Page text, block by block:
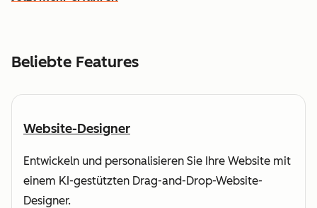
wie Sie mit HubSpot leichter Kundinnen und Kunden
Beliebte Features
Website-Designer
Entwickeln und personalisieren Sie Ihre Website mit
einem KI-gestützten Drag-and-Drop-Website-
Designer.